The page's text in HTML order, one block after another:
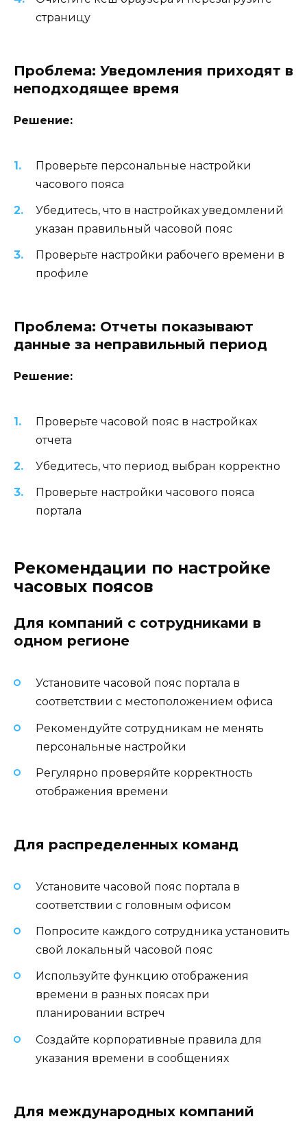
страницу
Проблема: Уведомления приходят в
неподходящее время
Решение:
Проверьте персональные настройки
часового пояса
Убедитесь, что в настройках уведомлений
указан правильный часовой пояс
Проверьте настройки рабочего времени в
профиле
Проблема: Отчеты показывают
данные за неправильный период
Решение:
Проверьте часовой пояс в настройках
отчета
Убедитесь, что период выбран корректно
Проверьте настройки часового пояса
портала
Рекомендации по настройке
часовых поясов
Для компаний с сотрудниками в
одном регионе
Установите часовой пояс портала в
соответствии с местоположением офиса
Рекомендуйте сотрудникам не менять
персональные настройки
Регулярно проверяйте корректность
отображения времени
Для распределенных команд
Установите часовой пояс портала в
соответствии с головным офисом
Попросите каждого сотрудника установить
свой локальный часовой пояс
Используйте функцию отображения
времени в разных поясах при
планировании встреч
Создайте корпоративные правила для
указания времени в сообщениях
Для международных компаний